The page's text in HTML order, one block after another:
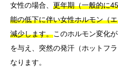
女性の場合、 更年期（一般的に
能の低下に伴い女性ホルモン（
減少します。このホルモン変化
を与え、突然の発汗（ホットフ
なります。